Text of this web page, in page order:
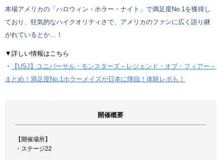
本場アメリカの「ハロウィン・ホラー・ナイト」で満足度No.1を獲得し
ており、狂気的なハイクオリティさで、アメリカのファンに広く語り継
がれているとか…！
▼詳しい情報はこちら
・
【USJ】ユニバーサル・モンスターズ～レジェンド・オブ・フィアー～
まとめ！満足度No.1ホラーメイズが日本に降臨！体験レポも！
開催概要
【開催場所】
・ステージ22